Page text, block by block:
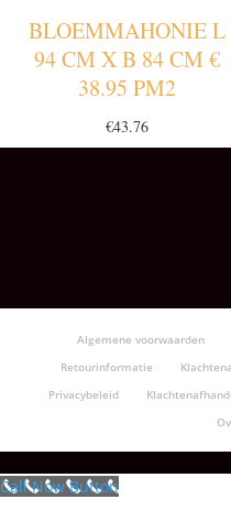
BLOEMMAHONIE L
94 CM X B 84 CM €
38.95 PM2
€43.76
Algemene voorwaarden
Retourinformatie
Privacybeleid
Call Now Button